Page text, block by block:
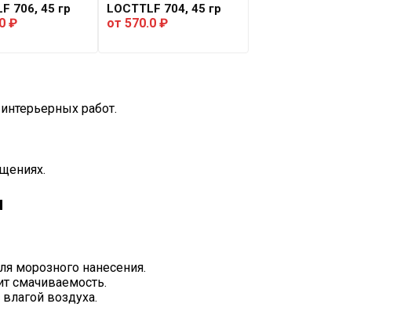
706, 45 гр
₽
LOCTTLF 704, 45 гр
от 570.0 ₽
работ.
морозного нанесения.
смачиваемость.
воздуха.